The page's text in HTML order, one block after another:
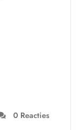
0 Reacties